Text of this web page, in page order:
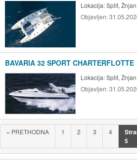
Lokacija:Split, Žnjan
Objavljen:
BAVARIA 32 SPORT CHARTERFLOTTE
Lokacija:Split, Žnjan
Objavljen:
« PRETHODNA 1 2 3 4
5